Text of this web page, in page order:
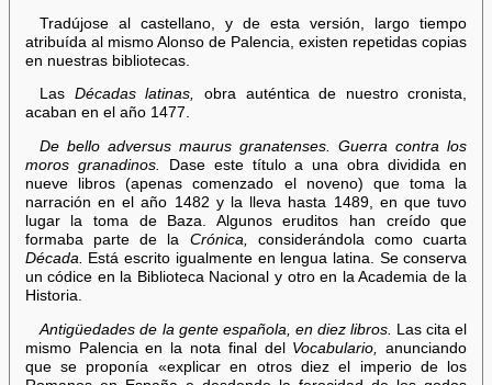
Tradújose al castellano, y de esta versión, largo tiempo
atribuída al mismo Alonso de Palencia, existen repetidas copias
en nuestras bibliotecas.
Las Décadas latinas, obra auténtica de nuestro cronista,
acaban en el año 1477.
De bello adversus maurus granatenses. Guerra contra los
moros granadinos.
Dase este título a una obra dividida en
nueve libros (apenas comenzado el noveno) que toma la
narración en el año 1482 y la lleva hasta 1489, en que tuvo
lugar la toma de Baza. Algunos eruditos han creído que
formaba parte de la Crónica, considerándola como cuarta
Década. Está escrito igualmente en lengua latina. Se conserva
un códice en la Biblioteca Nacional y otro en la Academia de la
Historia.
Antigüedades de la gente española, en diez libros. Las cita el
mismo Palencia en la nota final del Vocabulario,
anunciando
que se proponía «explicar en otros diez el imperio de los